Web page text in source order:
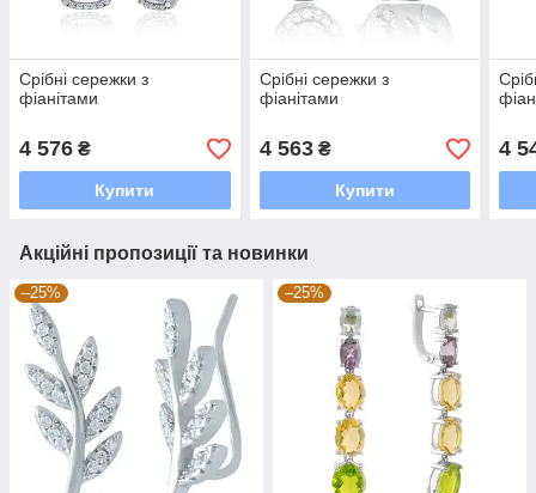
Срібні сережки з
фіанітами
4 576 ₴
Купити
Срібні сережки з
фіанітами
4 563₴
Купити
4
Акційні пропозиції та новинки
–25% –25%